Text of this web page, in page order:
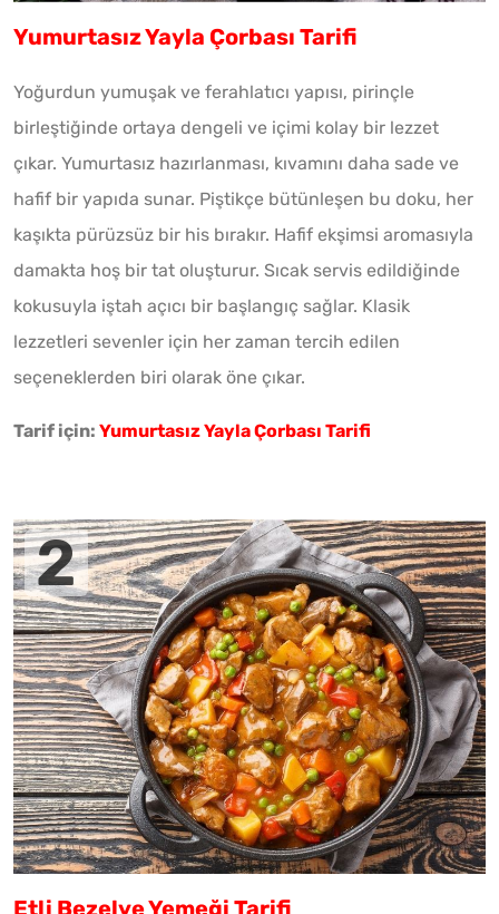
Yumurtasız Yayla Çorbası Tarifi
Yoğurdun yumuşak ve ferahlatıcı yapısı, pirinçle
birleştiğinde ortaya dengeli ve içimi kolay bir lezzet
çıkar. Yumurtasız hazırlanması, kıvamını daha sade ve
hafif bir yapıda sunar. Piştikçe bütünleşen bu doku, her
kaşıkta pürüzsüz bir his bırakır. Hafif ekşimsi aromasıyla
damakta hoş bir tat oluşturur. Sıcak servis edildiğinde
kokusuyla iştah açıcı bir başlangıç sağlar. Klasik
lezzetleri sevenler için her zaman tercih edilen
seçeneklerden biri olarak öne çıkar.
Tarif için: Yumurtasız Yayla Çorbası Tarifi
Etli Bezelye Yemeği Tarifi